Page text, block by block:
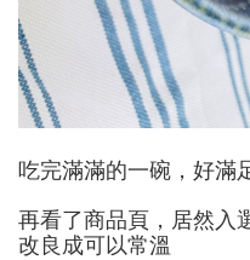
吃完滿滿的一碗，好滿
再看了商品頁，居然入
改良成可以常溫